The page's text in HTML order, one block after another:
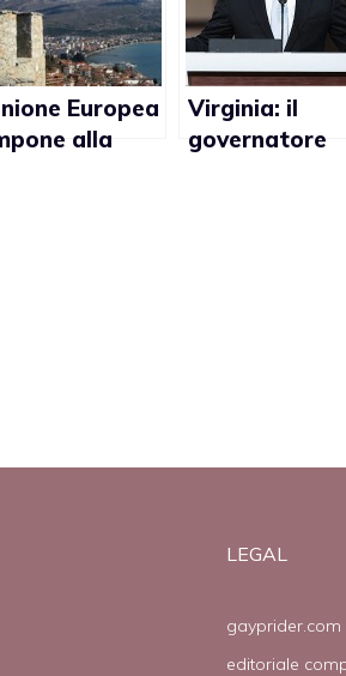
Europea
alla
Virginia: il
governatore
LEGAL
gayprider.com
editoriale